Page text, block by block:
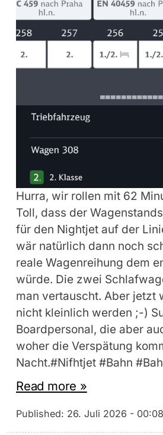
Hurra, wir rollen mit 62
Toll, dass der
für den Nightjet auf der
wär natürlich dann noch
reale Wagenreihung dem
würde. Die zwei
man vertauscht. Aber jetzt
nicht kleinlich werden ;-)
Boardpersonal, die aber
woher die Verspätung
Nacht.#Nifhtjet #Bahn
Read more »
Published: 26. Juli 2026 - 00:08